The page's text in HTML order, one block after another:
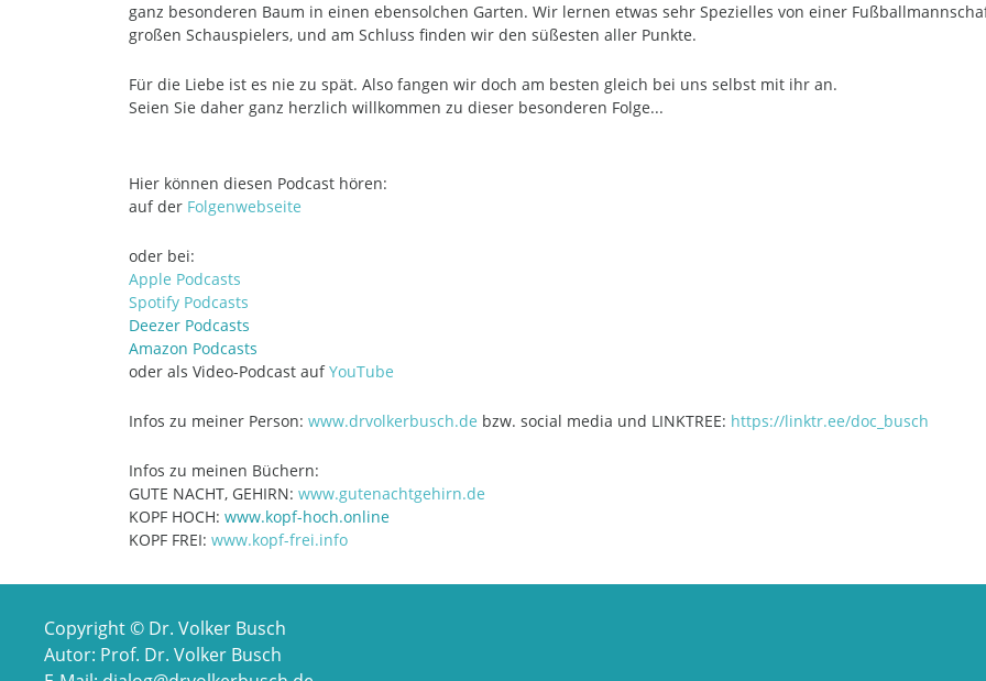
ganz besonderen Baum in einen ebensolchen Garten. Wir lernen etwas sehr Spezielles von einer
großen Schauspielers, und am Schluss finden wir den süßesten aller Punkte.
Für die Liebe ist es nie zu spät. Also fangen wir doch am besten gleich bei uns selbst mit ihr an.
Seien Sie daher ganz herzlich willkommen zu dieser besonderen Folge...
Hier können diesen Podcast hören:
auf der Folgenwebseite
oder bei:
Apple Podcasts
Spotify Podcasts
Deezer Podcasts
Amazon Podcasts
oder als Video-Podcast aufYouTube
Infos zu meiner Person: www.drvolkerbusch.de bzw. social media und LINKTREE: https://linktr.ee/doc_busch
Infos zu meinen Büchern:
GUTE NACHT, GEHIRN: www.gutenachtgehirn.de
KOPF HOCH: www.kopf-hoch.online
KOPF FREI: www.kopf-frei.info
Copyright © Dr. Volker Busch
Autor: Prof. Dr. Volker Busch